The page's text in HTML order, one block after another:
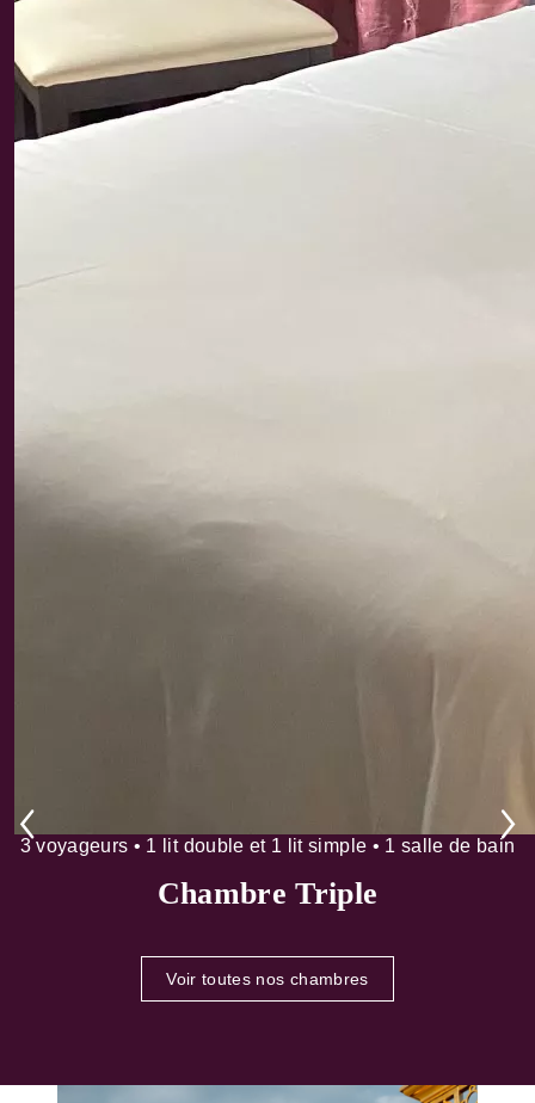
3 voyageurs • 1 lit double et 1 lit simple • 1 salle de bain
Chambre Triple
Voir toutes nos chambres